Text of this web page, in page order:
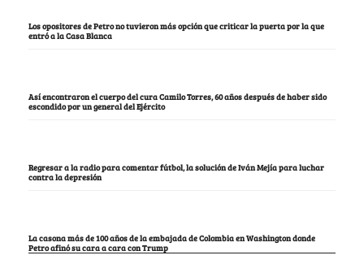
Los opositores de Petro no tuvieron más opción que criticar la puerta por la que
entró a la Casa Blanca
Así encontraron el cuerpo del cura Camilo Torres, 60 años después de haber sido
escondido por un general del Ejército
Regresar a la radio para comentar fútbol, la solución de Iván Mejía para luchar
contra la depresión
La casona más de 100 años de la embajada de Colombia en Washington donde
Petro afinó su cara a cara con Trump